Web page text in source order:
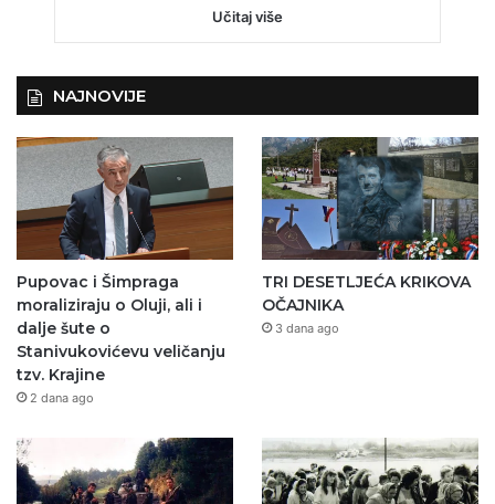
Učitaj više
NAJNOVIJE
Pupovac i Šimpraga
moraliziraju o Oluji, ali i
dalje šute o
Stanivukovićevu veličanju
tzv. Krajine
2 dana ago
TRI DESETLJEĆA KRIKOVA
OČAJNIKA
3 dana ago